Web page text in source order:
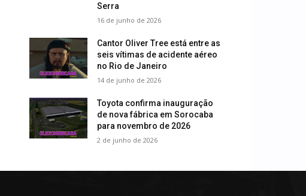
Serra
16 de junho de 2026
Cantor Oliver Tree está entre as
seis vítimas de acidente aéreo
no Rio de Janeiro
14 de junho de 2026
Toyota confirma inauguração
de nova fábrica em Sorocaba
para novembro de 2026
2 de junho de 2026